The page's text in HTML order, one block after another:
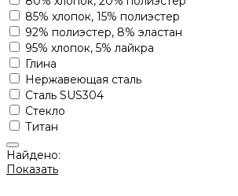
85% хлопок, 15% полиэстер
92% полиэстер, 8% эластан
95% хлопок, 5% лайкра
Глина
Нержавеющая сталь
Сталь SUS304
Стекло
Титан
Найдено:
Показать